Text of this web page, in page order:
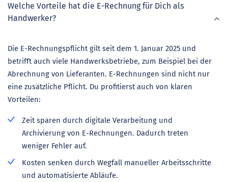
Welche Vorteile hat die E-Rechnung für Dich als
Handwerker?
Die E-Rechnungspflicht gilt seit dem 1. Januar 2025 und
betrifft auch viele Handwerksbetriebe, zum Beispiel bei der
Abrechnung von Lieferanten. E-Rechnungen sind nicht nur
eine zusätzliche Pflicht. Du profitierst auch von klaren
Vorteilen:
Zeit sparen durch digitale Verarbeitung und
Archivierung von E-Rechnungen. Dadurch treten
weniger Fehler auf.
Kosten senken durch Wegfall manueller Arbeitsschritte
und automatisierte Abläufe.